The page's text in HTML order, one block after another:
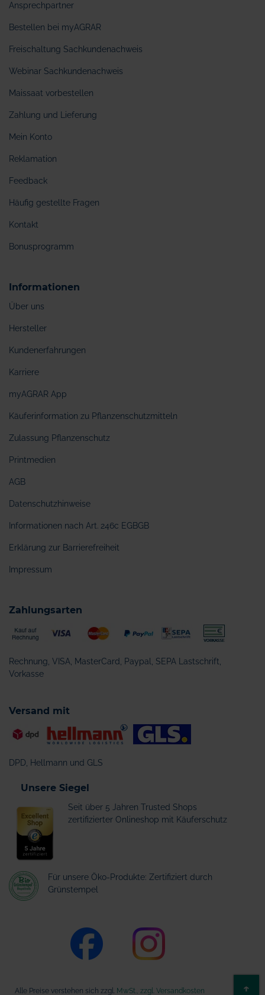
Ansprechpartner
Bestellen bei myAGRAR
Freischaltung Sachkundenachweis
Webinar Sachkundenachweis
Maissaat vorbestellen
Zahlung und Lieferung
Mein Konto
Reklamation
Feedback
Häufig gestellte Fragen
Kontakt
Bonusprogramm
Informationen
Über uns
Hersteller
Kundenerfahrungen
Karriere
myAGRAR App
Käuferinformation zu Pflanzenschutzmitteln
Zulassung Pflanzenschutz
Printmedien
AGB
Datenschutzhinweise
Informationen nach Art. 246c EGBGB
Erklärung zur Barrierefreiheit
Impressum
Zahlungsarten
Rechnung, VISA, MasterCard, Paypal, SEPA Lastschrift,
Vorkasse
Versand mit
DPD, Hellmann und GLS
Unsere Siegel
Seit über 5 Jahren Trusted Shops
zertifizierter Onlineshop mit Käuferschutz
Für unsere Öko-Produkte: Zertifiziert durch
Grünstempel
Alle Preise verstehen sich zzgl. MwSt., zzgl. Versandkosten ↑